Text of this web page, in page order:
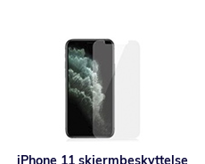
iPhone 11 skjermbeskyttelse